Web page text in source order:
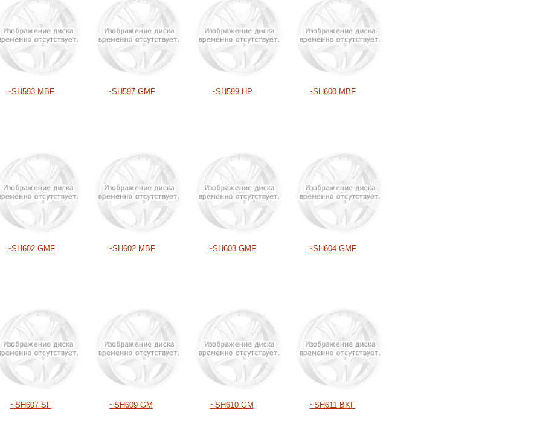
~SH593 MBF ~SH597 GMF ~SH599 HP ~SH600 MBF
~SH602 GMF ~SH602 MBF ~SH603 GMF ~SH604 GMF
~SH607 SF ~SH609 GM ~SH610 GM ~SH611 BKF